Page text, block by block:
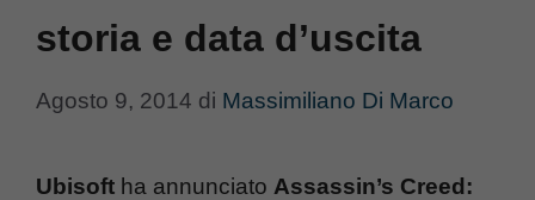
storia e data d’uscita
Agosto 9, 2014 di Massimiliano Di Marco
Ubisoft ha annunciato Assassin’s Creed: